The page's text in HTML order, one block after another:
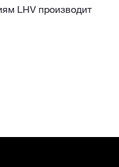
LHV производит